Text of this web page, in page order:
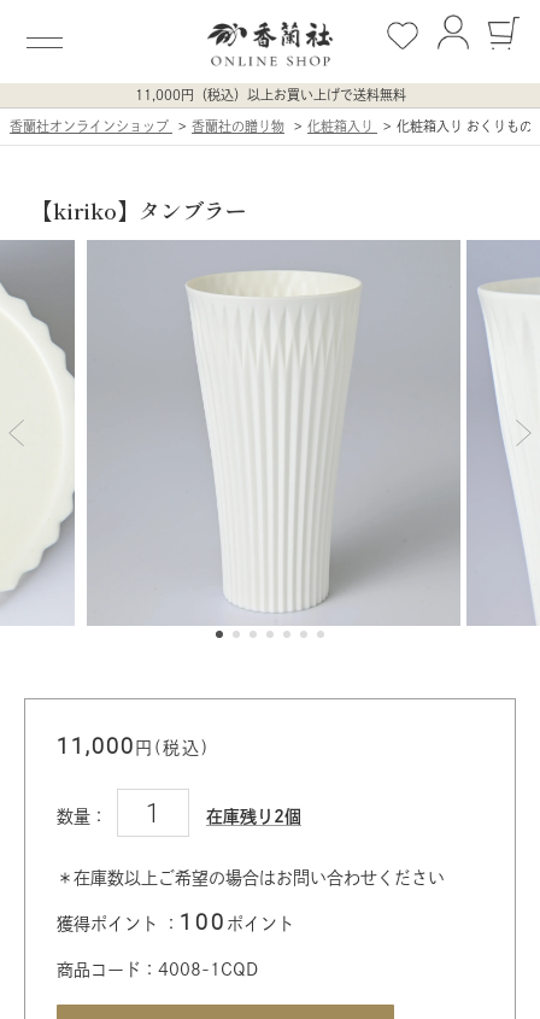
11,000円（税込）以上お買い上げで送料無料
香蘭社オンラインショップ 香蘭社の贈り物 化粧箱入り 化粧箱入り おくりもの
【kiriko】タンブラー
11,000 円(税込)
数量： 在庫残り2個
＊在庫数以上ご希望の場合はお問い合わせください
獲得ポイント ： 100 ポイント
商品コード：4008-1CQD